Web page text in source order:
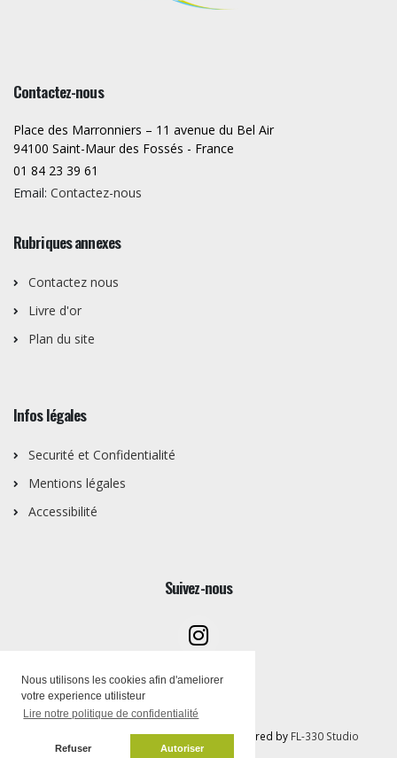
Nous utilisons les cookies afin d'ameliorer
votre experience utilisteur
Lire notre politique de confidentialité
Refuser Autoriser
Contactez-nous
Place des Marronniers – 11 avenue du Bel Air
94100 Saint-Maur des Fossés - France
01 84 23 39 61
Email: Contactez-nous
Rubriques annexes
Contactez nous
Livre d'or
Plan du site
Infos légales
Securité et Confidentialité
Mentions légales
Accessibilité
Suivez-nous
Copyright © Artothèque PEMB 2026 | Powered by FL-330 Studio